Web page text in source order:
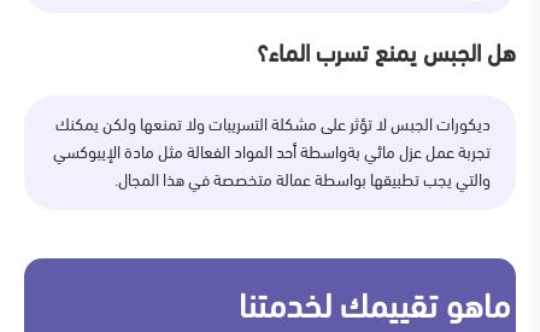
هل الجبس يمنع تسرب الماء؟
ديكورات الجبس لا تؤثر على مشكلة التسريبات ولا تمنعها ولكن يمكنك
تجربة عمل عزل مائي بةواسطة أحد المواد الفعالة مثل مادة الإيبوكسي
والتي يجب تطبيقها بواسطة عمالة متخصصة في هذا المجال.
ماهو تقييمك لخدمتنا